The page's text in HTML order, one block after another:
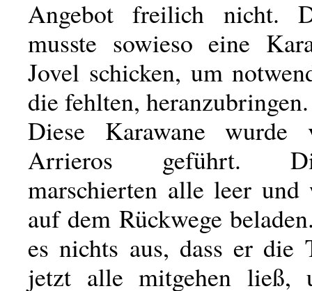
Angebot freilich nicht.
musste sowieso eine
Jovel schicken, um
die fehlten, heranzubringen.
Diese Karawane wurde
Arrieros geführt.
marschierten alle leer und
auf dem Rückwege
es nichts aus, dass er die
jetzt alle mitgehen ließ,